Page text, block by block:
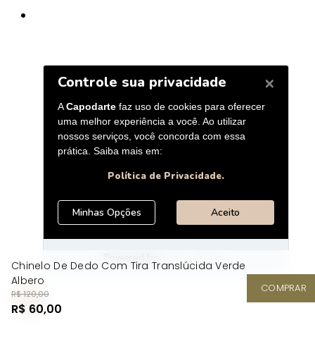
Chinelo De Dedo Com Tira Translúcida Verde
Albero
R$ 120,00
R$ 60,00
COMPRAR